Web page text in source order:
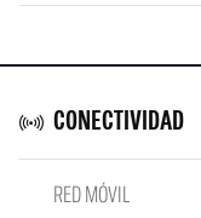
CONECTIVIDAD
RED MÓVIL